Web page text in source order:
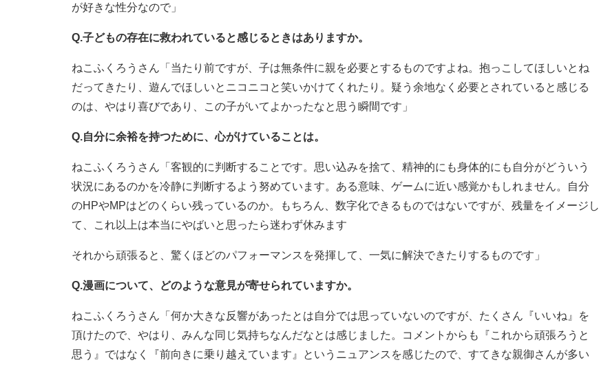
が好きな性分なので」
Q.子どもの存在に救われていると感じるときはありますか。
ねこふくろうさん「当たり前ですが、子は無条件に親を必要とするものですよね。抱っこしてほしいとね
だってきたり、遊んでほしいとニコニコと笑いかけてくれたり。疑う余地なく必要とされていると感じる
のは、やはり喜びであり、この子がいてよかったなと思う瞬間です」
Q.自分に余裕を持つために、心がけていることは。
ねこふくろうさん「客観的に判断することです。思い込みを捨て、精神的にも身体的にも自分がどういう
状況にあるのかを冷静に判断するよう努めています。ある意味、ゲームに近い感覚かもしれません。自分
のHPやMPはどのくらい残っているのか。もちろん、数字化できるものではないですが、残量をイメージし
て、これ以上は本当にやばいと思ったら迷わず休みます
それから頑張ると、驚くほどのパフォーマンスを発揮して、一気に解決できたりするものです」
Q.漫画について、どのような意見が寄せられていますか。
ねこふくろうさん「何か大きな反響があったとは自分では思っていないのですが、たくさん『いいね』を
頂けたので、やはり、みんな同じ気持ちなんだなとは感じました。コメントからも『これから頑張ろうと
思う』ではなく『前向きに乗り越えています』というニュアンスを感じたので、すてきな親御さんが多い